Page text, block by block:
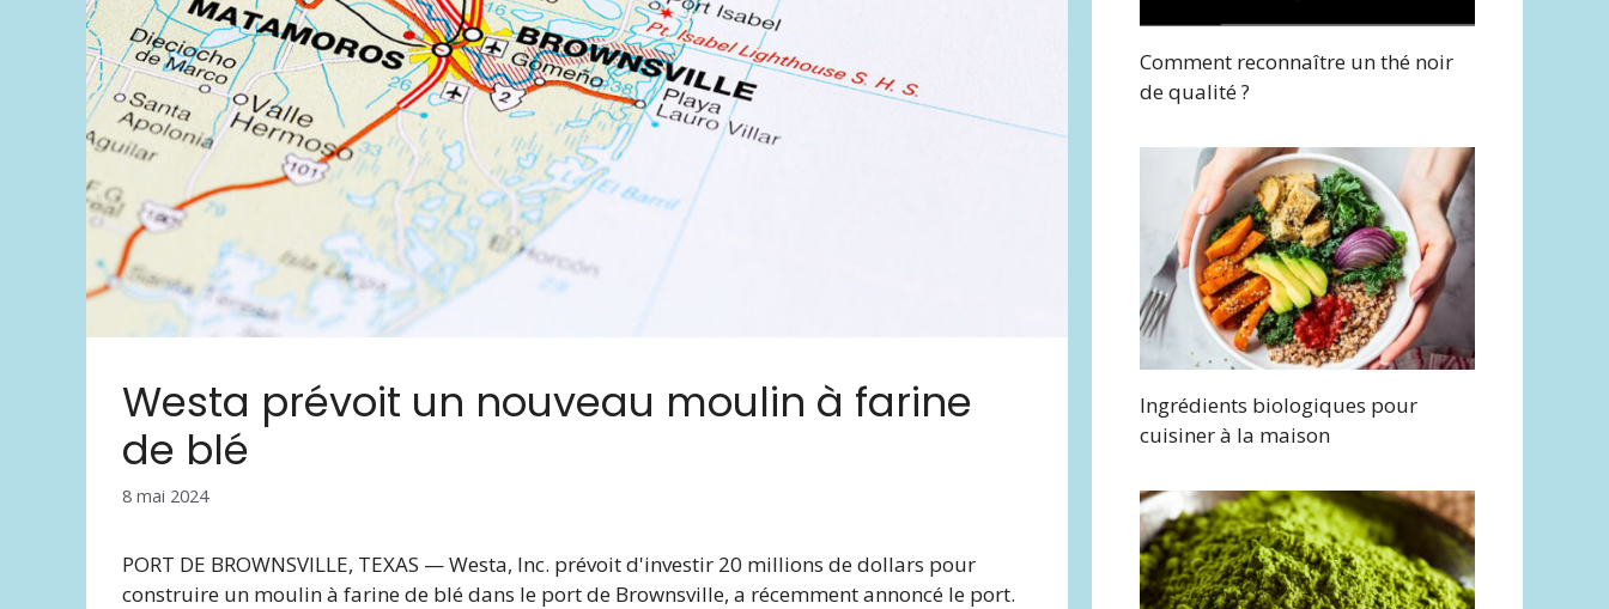
Westa prévoit un nouveau moulin à farine
de blé
8 mai 2024
PORT DE BROWNSVILLE, TEXAS — Westa, Inc. prévoit d'investir 20 millions de dollars pour
construire un moulin à farine de blé dans le port de Brownsville, a récemment annoncé le port.
Comment reconnaître un thé noir
de qualité ?
Ingrédients biologiques pour
cuisiner à la maison